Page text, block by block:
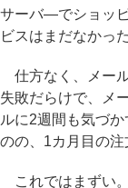
サーバ―でショッ
ビスはまだなかっ
仕方なく、メー
失敗だらけで、メ
ルに2週間も気づ
のの、1カ月目の注
これではまずい